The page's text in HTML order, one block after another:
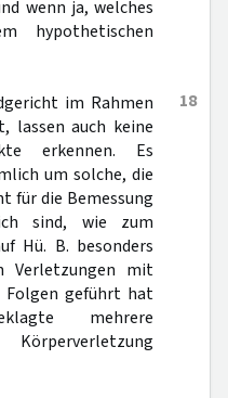
wenn ja, welches
hypothetischen
18
im Rahmen
lassen auch keine
erkennen. Es
um solche, die
für die Bemessung
sind, wie zum
Hü. B. besonders
Verletzungen mit
Folgen geführt hat
mehrere